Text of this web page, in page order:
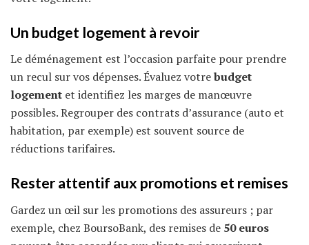
Un budget logement à revoir
Le déménagement est l’occasion parfaite pour prendre
un recul sur vos dépenses. Évaluez votrebudget
logement et identifiez les marges de manœuvre
possibles. Regrouper des contrats d’assurance (auto et
habitation, par exemple) est souvent source de
réductions tarifaires.
Rester attentif aux promotions et remises
Gardez un œil sur les promotions des assureurs ; par
exemple, chez BoursoBank, des remises de 50 euros